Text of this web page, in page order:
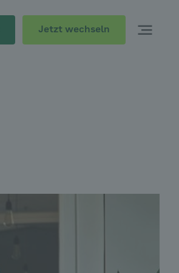
Jetzt wechseln